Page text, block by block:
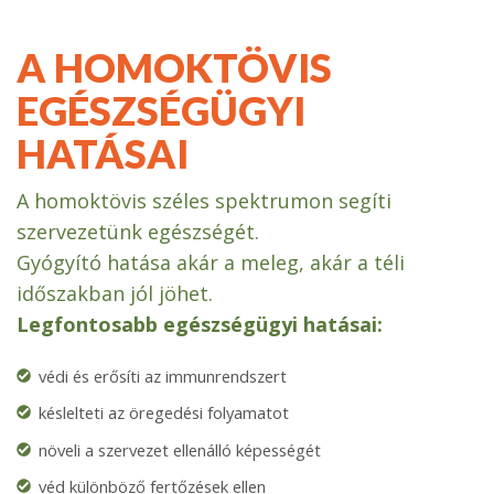
A HOMOKTÖVIS
EGÉSZSÉGÜGYI
HATÁSAI
A homoktövis széles spektrumon segíti
szervezetünk egészségét.
Gyógyító hatása akár a meleg, akár a téli
időszakban jól jöhet.
Legfontosabb egészségügyi hatásai:
védi és erősíti az immunrendszert
késlelteti az öregedési folyamatot
növeli a szervezet ellenálló képességét
véd különböző fertőzések ellen